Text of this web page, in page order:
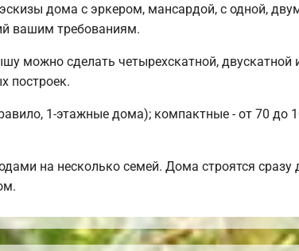
дома с эркером, мансардой, с одной,
вашим требованиям.
можно сделать четырехскатной, двускатной
построек.
1-этажные дома); компактные - от 70 до
на несколько семей. Дома строятся сразу